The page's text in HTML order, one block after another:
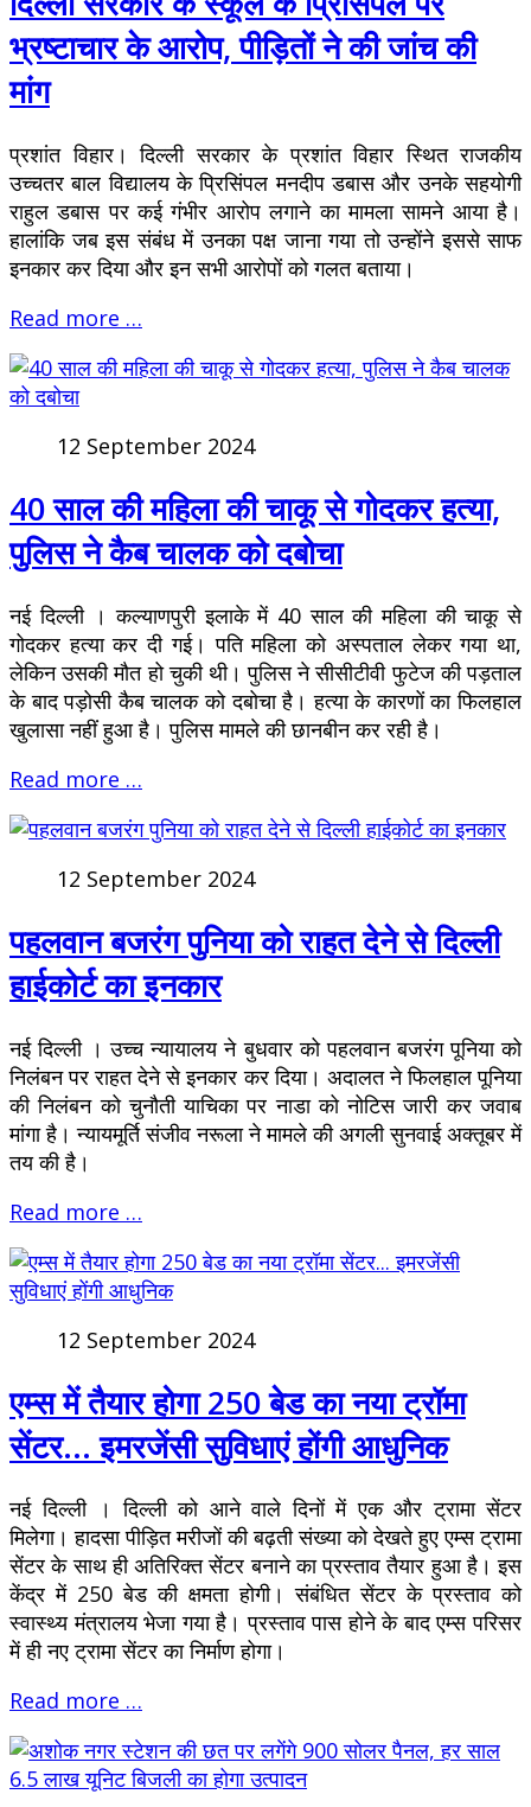
भ्रष्टाचार के आरोप, पीड़ितों ने की जांच की
मांग
प्रशांत विहार। दिल्ली सरकार के प्रशांत विहार स्थित राजकीय
उच्चतर बाल विद्यालय के प्रिसिंपल मनदीप डबास और उनके सहयोगी
राहुल डबास पर कई गंभीर आरोप लगाने का मामला सामने आया है।
हालांकि जब इस संबंध में उनका पक्ष जाना गया तो उन्होंने इससे साफ
इनकार कर दिया और इन सभी आरोपों को गलत बताया।
Read more …
12 September 2024
40 साल की महिला की चाकू से गोदकर हत्या,
पुलिस ने कैब चालक को दबोचा
नई दिल्ली । कल्याणपुरी इलाके में 40 साल की महिला की चाकू से
गोदकर हत्या कर दी गई। पति महिला को अस्पताल लेकर गया था,
लेकिन उसकी मौत हो चुकी थी। पुलिस ने सीसीटीवी फुटेज की पड़ताल
के बाद पड़ोसी कैब चालक को दबोचा है। हत्या के कारणों का फिलहाल
खुलासा नहीं हुआ है। पुलिस मामले की छानबीन कर रही है।
Read more …
12 September 2024
पहलवान बजरंग पुनिया को राहत देने से दिल्ली
हाईकोर्ट का इनकार
नई दिल्ली । उच्च न्यायालय ने बुधवार को पहलवान बजरंग पूनिया को
निलंबन पर राहत देने से इनकार कर दिया। अदालत ने फिलहाल पूनिया
की निलंबन को चुनौती याचिका पर नाडा को नोटिस जारी कर जवाब
मांगा है। न्यायमूर्ति संजीव नरूला ने मामले की अगली सुनवाई अक्तूबर में
तय की है।
Read more …
12 September 2024
एम्स में तैयार होगा 250 बेड का नया ट्रॉमा
सेंटर... इमरजेंसी सुविधाएं होंगी आधुनिक
नई दिल्ली । दिल्ली को आने वाले दिनों में एक और ट्रामा सेंटर
मिलेगा। हादसा पीड़ित मरीजों की बढ़ती संख्या को देखते हुए एम्स ट्रामा
सेंटर के साथ ही अतिरिक्त सेंटर बनाने का प्रस्ताव तैयार हुआ है। इस
केंद्र में 250 बेड की क्षमता होगी। संबंधित सेंटर के प्रस्ताव को
स्वास्थ्य मंत्रालय भेजा गया है। प्रस्ताव पास होने के बाद एम्स परिसर
में ही नए ट्रामा सेंटर का निर्माण होगा।
Read more …